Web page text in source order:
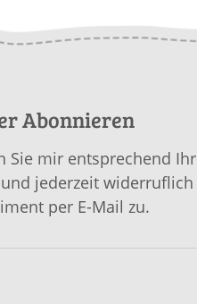
Abonnieren
Sie mir entsprechend
jederzeit
per E-Mail zu.